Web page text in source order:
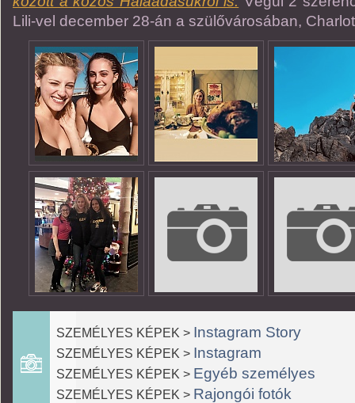
Lili-vel december 28-án a szülővárosában,
SZEMÉLYES KÉPEK > Instagram Story
SZEMÉLYES KÉPEK > Instagram
SZEMÉLYES KÉPEK > Egyéb személyes
SZEMÉLYES KÉPEK > Rajongói fotók